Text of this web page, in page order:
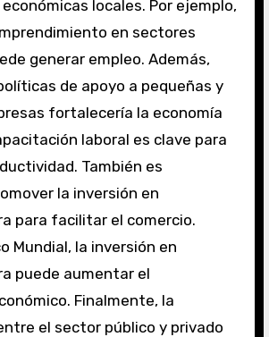
locales. Por ejemplo,
en sectores
generar empleo. Además,
de apoyo a pequeñas y
fortalecería la economía
laboral es clave para
También es
la inversión en
para facilitar el comercio.
Mundial, la inversión en
puede aumentar el
Finalmente, la
el sector público y privado